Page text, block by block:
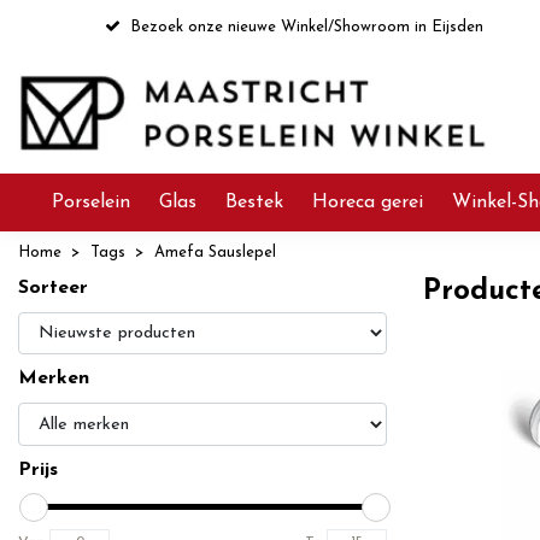
Bezoek onze nieuwe Winkel/Showroom in Eijsden
Porselein Glas Bestek Horeca gerei Winkel-
Home Tags Amefa Sauslepel
Sorteer
Merken
Prijs